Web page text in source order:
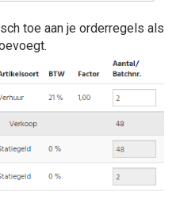
toe aan je orderregels als